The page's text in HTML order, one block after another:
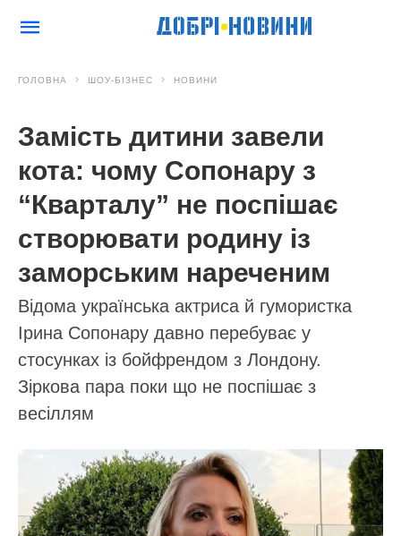
ГОЛОВНА ШОУ-БІЗНЕС НОВИНИ
Замість дитини завели
кота: чому Сопонару з
“Кварталу” не поспішає
створювати родину із
заморським нареченим
Відома українська актриса й гумористка
Ірина Сопонару давно перебуває у
стосунках із бойфрендом з Лондону.
Зіркова пара поки що не поспішає з
весіллям